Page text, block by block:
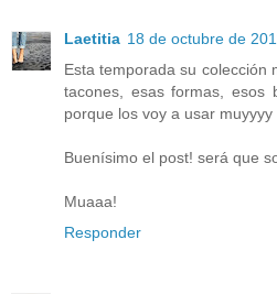
Laetitia 18 de octubre de
Esta temporada su colección
tacones, esas formas, esos
porque los voy a usar
Buenísimo el post! será que
Muaaa!
Responder